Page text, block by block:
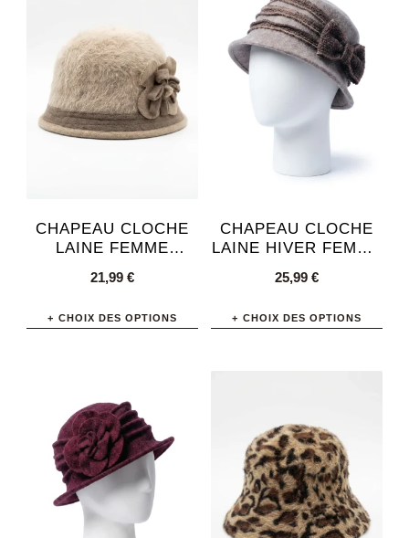
variations.
Les
options
peuvent
être
page
du
produit
CHAPEAU CLOCHE
LAINE FEMME
21,99 €
CHOIX DES OPTIONS
plusieurs
variations.
Les
options
peuvent
être
CHAPEAU CLOCHE
LAINE HIVER FEMME
DÉCORATIF
25,99 €
CHOIX DES OPTIONS
variations.
Les
options
peuvent
être